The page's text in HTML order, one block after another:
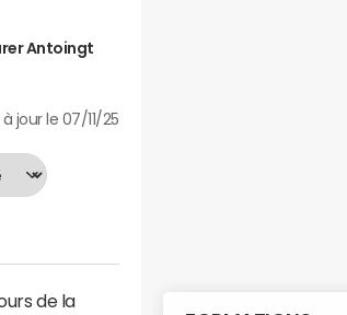
Antoingt
à jour le 07/11/25
de la